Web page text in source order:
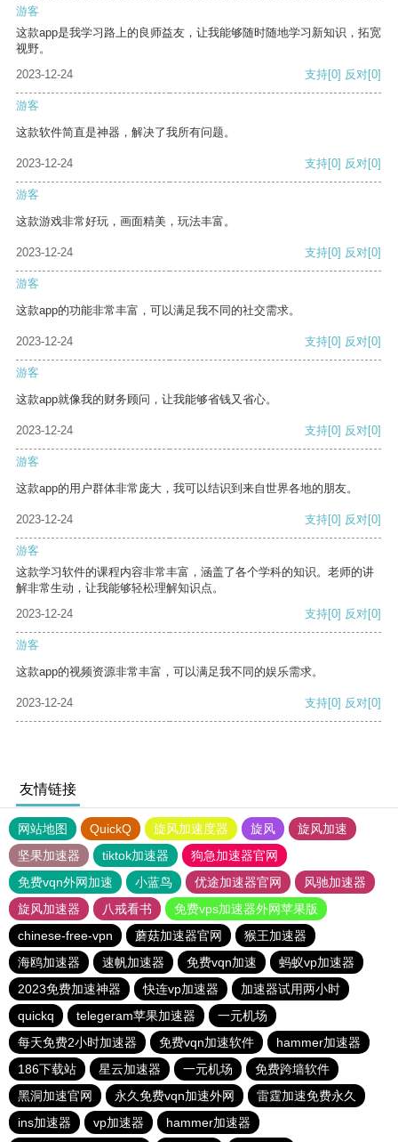
游客
这款app是我学习路上的良师益友，让我能够随时随地学习新知识，拓宽
视野。
2023-12-24
支持[0] 反对[0]
游客
这款软件简直是神器，解决了我所有问题。
2023-12-24 支持[0] 反对[0]
游客
这款游戏非常好玩，画面精美，玩法丰富。
2023-12-24 支持[0] 反对[0]
游客
这款app的功能非常丰富，可以满足我不同的社交需求。
2023-12-24 支持[0] 反对[0]
游客
这款app就像我的财务顾问，让我能够省钱又省心。
2023-12-24 支持[0] 反对[0]
游客
这款app的用户群体非常庞大，我可以结识到来自世界各地的朋友。
2023-12-24 支持[0] 反对[0]
游客
这款学习软件的课程内容非常丰富，涵盖了各个学科的知识。老师的讲
解非常生动，让我能够轻松理解知识点。
2023-12-24
支持[0] 反对[0]
游客
这款app的视频资源非常丰富，可以满足我不同的娱乐需求。
2023-12-24 支持[0] 反对[0]
友情链接
网站地图 QuickQ 旋风加速度器 旋风
旋风加速
坚果加速器
tiktok加速器
狗急加速器官网
免费vqn外网加速
小蓝鸟 优途加速器官网
风驰加速器
旋风加速器
八戒看书
免费vps加速器外网苹果版
chinese-free-vpn
蘑菇加速器官网
猴王加速器
海鸥加速器
速帆加速器 免费vqn加速
蚂蚁vp加速器
2023免费加速神器
快连vp加速器
加速器试用两小时
quickq
telegeram苹果加速器
一元机场
每天免费2小时加速器
免费vqn加速软件
hammer加速器
186下载站
星云加速器 一元机场
免费跨墙软件
黑洞加速官网
永久免费vqn加速外网
雷霆加速免费永久
ins加速器
vp加速器 hammer加速器